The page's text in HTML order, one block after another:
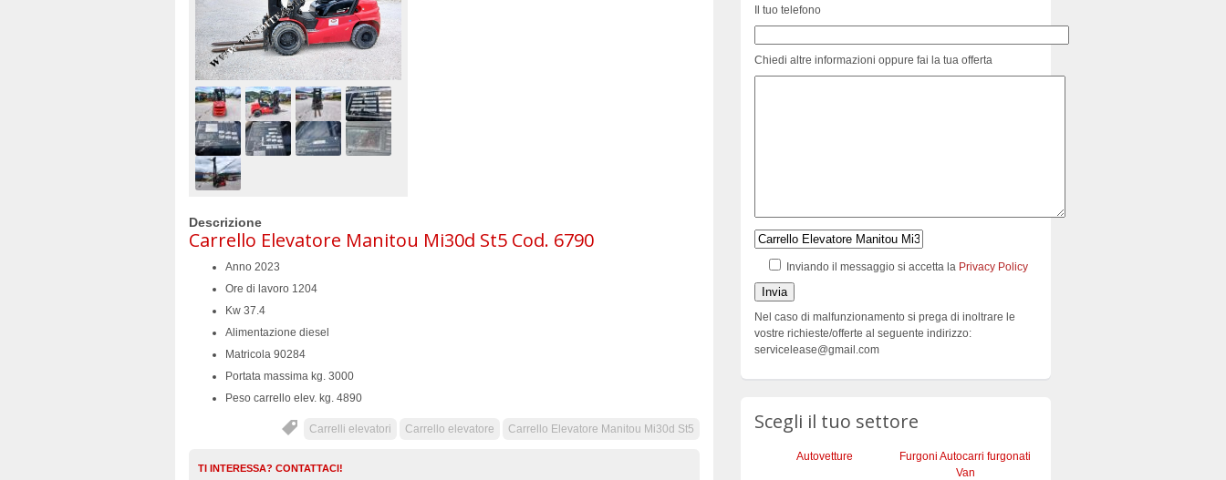
Descrizione
Carrello Elevatore Manitou Mi30d St5 Cod. 6790
Anno 2023
Ore di lavoro 1204
Kw 37.4
Alimentazione diesel
Matricola 90284
Portata massima kg. 3000
Peso carrello elev. kg. 4890
Carrelli elevatori Carrello elevatore Carrello Elevatore Manitou Mi30d St5
TI INTERESSA? CONTATTACI!
Il tuo telefono
Chiedi altre informazioni oppure fai la tua offerta
Inviando il messaggio si accetta la Privacy Policy
Nel caso di malfunzionamento si prega di inoltrare le
vostre richieste/offerte al seguente indirizzo:
servicelease@gmail.com
Scegli il tuo settore
Autovetture
Furgoni Autocarri furgonati
Van